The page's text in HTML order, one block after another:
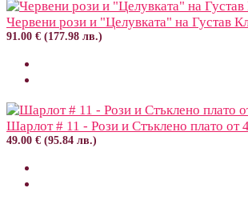
Червени рози и "Целувката" на Густав
91.00 € (177.98 лв.)
Шарлот # 11 - Рози и Стъклено плато от
49.00 € (95.84 лв.)